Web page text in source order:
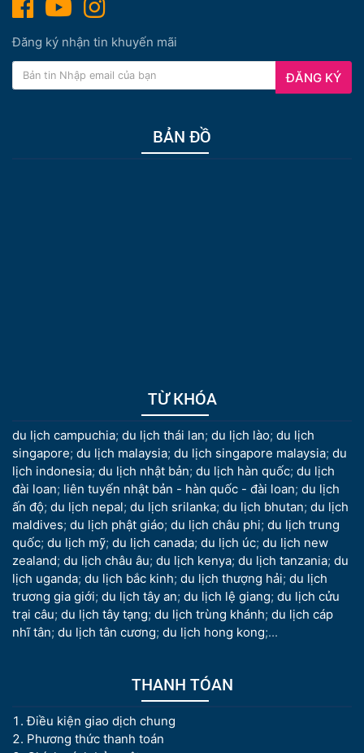
Đăng ký nhận tin khuyến mãi
ĐĂNG KÝ
BẢN ĐỒ
TỪ KHÓA
du lịch campuchia; du lịch thái lan; du lịch lào; du lịch
singapore; du lịch malaysia; du lịch singapore malaysia; du
lịch indonesia; du lịch nhật bản; du lịch hàn quốc; du lịch
đài loan; liên tuyến nhật bản - hàn quốc - đài loan; du lịch
ấn độ; du lịch nepal; du lịch srilanka; du lịch bhutan; du lịch
maldives; du lịch phật giáo; du lịch châu phi; du lịch trung
quốc; du lịch mỹ; du lịch canada; du lịch úc; du lịch new
zealand; du lịch châu âu; du lịch kenya; du lịch tanzania; du
lịch uganda; du lịch bắc kinh; du lịch thượng hải; du lịch
trương gia giới; du lịch tây an; du lịch lệ giang; du lịch cửu
trại câu; du lịch tây tạng; du lịch trùng khánh; du lịch cáp
nhĩ tân; du lịch tân cương; du lịch hong kong;...
THANH TÓAN
Điều kiện giao dịch chung
Phương thức thanh toán